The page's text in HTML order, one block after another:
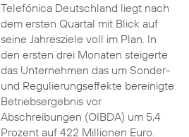
Telefónica Deutschland liegt nach
dem ersten Quartal mit Blick auf
seine Jahresziele voll im Plan. In
den ersten drei Monaten steigerte
das Unternehmen das um Sonder-
und Regulierungseffekte bereinigte
Betriebsergebnis vor
Abschreibungen (OIBDA) um 5,4
Prozent auf 422 Millionen Euro.